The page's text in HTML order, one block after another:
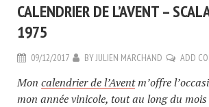
CALENDRIER DE L’AVENT –
1975
09/12/2017 BYJULIEN MARCHAND ADD
Mon calendrier de l’Aventm’offre
mon année vinicole, tout au long du mois